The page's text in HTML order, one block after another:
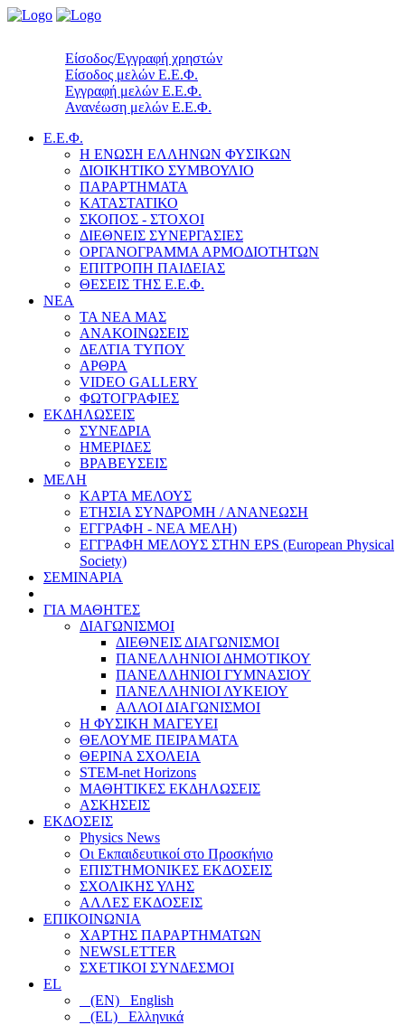
Είσοδος/Εγγραφή χρηστών
Είσοδος μελών Ε.Ε.Φ.
Εγγραφή μελών Ε.Ε.Φ.
Ανανέωση μελών Ε.Ε.Φ.
Ε.Ε.Φ.
Η ΕΝΩΣΗ ΕΛΛΗΝΩΝ ΦΥΣΙΚΩΝ
ΔΙΟΙΚΗΤΙΚΟ ΣΥΜΒΟΥΛΙΟ
ΠΑΡΑΡΤΗΜΑΤΑ
ΚΑΤΑΣΤΑΤΙΚΟ
ΣΚΟΠΟΣ - ΣΤΟΧΟΙ
ΔΙΕΘΝΕΙΣ ΣΥΝΕΡΓΑΣΙΕΣ
ΟΡΓΑΝΟΓΡΑΜΜΑ ΑΡΜΟΔΙΟΤΗΤΩΝ
ΕΠΙΤΡΟΠΗ ΠΑΙΔΕΙΑΣ
ΘΕΣΕΙΣ ΤΗΣ Ε.Ε.Φ.
ΝΕΑ
ΤΑ ΝΕΑ ΜΑΣ
ΑΝΑΚΟΙΝΩΣΕΙΣ
ΔΕΛΤΙΑ ΤΥΠΟΥ
ΑΡΘΡΑ
VIDEO GALLERY
ΦΩΤΟΓΡΑΦΙΕΣ
ΕΚΔΗΛΩΣΕΙΣ
ΣΥΝΕΔΡΙΑ
ΗΜΕΡΙΔΕΣ
ΒΡΑΒΕΥΣΕΙΣ
ΜΕΛΗ
ΚΑΡΤΑ ΜΕΛΟΥΣ
ΕΤΗΣΙΑ ΣΥΝΔΡΟΜΗ / ΑΝΑΝΕΩΣΗ
ΕΓΓΡΑΦΗ - ΝΕΑ ΜΕΛΗ)
ΕΓΓΡΑΦΗ ΜΕΛΟΥΣ ΣΤΗΝ EPS (European Physical
Society)
ΣΕΜΙΝΑΡΙΑ
ΓΙΑ ΜΑΘΗΤΕΣ
ΔΙΑΓΩΝΙΣΜΟΙ
ΔΙΕΘΝΕΙΣ ΔΙΑΓΩΝΙΣΜΟΙ
ΠΑΝΕΛΛΗΝΙΟΙ ΔΗΜΟΤΙΚΟΥ
ΠΑΝΕΛΛΗΝΙΟΙ ΓΥΜΝΑΣΙΟΥ
ΠΑΝΕΛΛΗΝΙΟΙ ΛΥΚΕΙΟΥ
ΑΛΛΟΙ ΔΙΑΓΩΝΙΣΜΟΙ
Η ΦΥΣΙΚΗ ΜΑΓΕΥΕΙ
ΘΕΛΟΥΜΕ ΠΕΙΡΑΜΑΤΑ
ΘΕΡΙΝΑ ΣΧΟΛΕΙΑ
STEM-net Horizons
ΜΑΘΗΤΙΚΕΣ ΕΚΔΗΛΩΣΕΙΣ
ΑΣΚΗΣΕΙΣ
ΕΚΔΟΣΕΙΣ
Physics News
Οι Εκπαιδευτικοί στο Προσκήνιο
ΕΠΙΣΤΗΜΟΝΙΚΕΣ ΕΚΔΟΣΕΙΣ
ΣΧΟΛΙΚΗΣ ΥΛΗΣ
ΑΛΛΕΣ ΕΚΔΟΣΕΙΣ
ΕΠΙΚΟΙΝΩΝΙΑ
ΧΑΡΤΗΣ ΠΑΡΑΡΤΗΜΑΤΩΝ
NEWSLETTER
ΣΧΕΤΙΚΟΙ ΣΥΝΔΕΣΜΟΙ
EL
(EN) English
(EL) Ελληνικά